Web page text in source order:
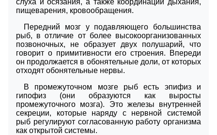
пищеварения, кровообращения.
Передний мозг у подавляющего большинства
рыб, в отличие от более высокоорганизованных
позвоночных, не образует двух полушарий, что
говорит о примитивности его строения. Впереди
он продолжается в обонятельные доли, от которых
отходят обонятельные нервы.
В промежуточном мозге рыб есть эпифиз и
гипофиз (они образуются как выросты
промежуточного мозга). Это железы внутренней
секреции, которые наряду с нервной системой
рыб регулируют согласованную работу организма
как открытой системы.